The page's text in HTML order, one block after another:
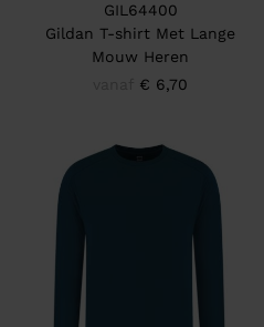
GIL64400
Gildan T-shirt Met Lange
Mouw Heren
€ 6,70